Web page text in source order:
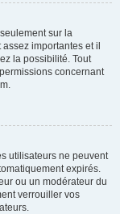
sur la
importantes et il
la possibilité. Tout
concernant
utilisateurs ne peuvent
expirés.
ou un modérateur du
verrouiller vos